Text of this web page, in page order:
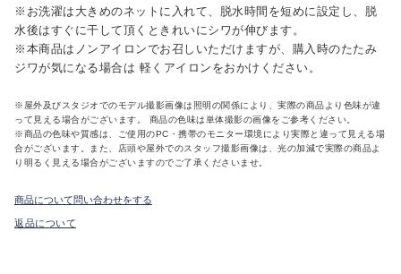
※お洗濯は大きめのネットに入れて、脱水時間を短めに設定し、脱
水後はすぐに干して頂くときれいにシワが伸びます。
※本商品はノンアイロンでお召しいただけますが、購入時のたたみ
ジワが気になる場合は 軽くアイロンをおかけください。
※屋外及びスタジオでのモデル撮影画像は照明の関係により、実際の商品より色味が違
って見える場合がございます。 商品の色味は単体撮影の画像をご参考ください。
※商品の色味や質感は、ご使用のPC・携帯のモニター環境により実際と違って見える場
合がございます。また、店頭や屋外でのスタッフ撮影画像は、光の加減で実際の商品よ
り明るく見える場合がございますのでご了承くださいませ。
商品について問い合わせをする
返品について